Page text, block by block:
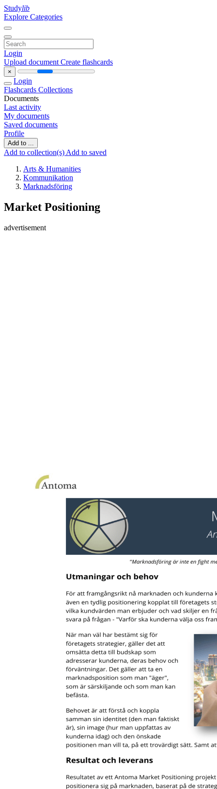
Studylib
Explore Categories
Login
Upload document Create flashcards
×
Login
Flashcards Collections
Documents
Last activity
My documents
Saved documents
Profile
Add to ...
Add to collection(s) Add to saved
Arts & Humanities
Kommunikation
Marknadsföring
Market Positioning
advertisement